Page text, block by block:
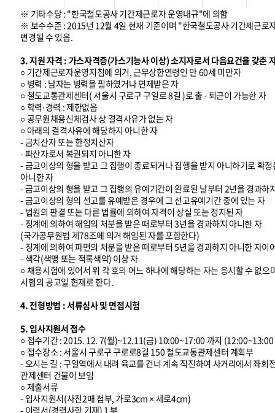
※ 기타수당 : "한국철도공사 기간제근로자 운영내규"에 의함
※ 보수수준 : 2015년 12월 4일 현재 기준이며 "한국철도공사 기간제근로
변경될 수 있음.
3. 지원 자격 : 가스자격증(가스기능사 이상) 소지자로서 다음요건을 갖춘
○ 기간제근로자운영지침에 의거, 근무상한연령인 만 60세 미만자
○ 병력 : 남자는 병력을 필하였거나 면제받은 자
○ 철도교통관제센터( 서울시 구로구 구일로 8길 )로 출 · 퇴근이 가능한 자
○ 학력·경력 : 제한없음
○ 공무원채용신체검사 상 결격사유가 없는 자
○ 아래의 결격사유에 해당하지 아니한 자
- 금치산자 또는 한정치산자
- 파산자로서 복권되지 아니한 자
- 금고이상의 형을 받고 그 집행이 종료되거나 집행을 받지 아니하기로 확
아니한 자
- 금고이상의 형을 받고 그 집행의 유예기간이 완료된 날부터 2년을 경과하
- 금고이상의 형의 선고를 유예받은 경우에 그 선고유예기간 중에 있는 자
- 법원의 판결 또는 다른 법률에 의하여 자격이 상실 또는 정지된 자
- 징계에 의하여 해임의 처분을 받은 때로부터 3년을 경과하지 아니한 자
(국가공무원법 제78조에 의거 해임된 자를 포함한다)
- 징계에 의하여 파면의 처분을 받은 때로부터 5년을 경과하지 아니한 자이
- 색각(색맹 또는 적록색약) 이상 자
○ 채용시험에 있어서 위 각 호의 어느 하나에 해당하는 자는 응시할 수 없으
시험의 공고일 현재로 한다.
4. 전형방법 : 서류심사 및 면접시험
5. 입사지원서 접수
○ 접수기간 : 2015. 12. 7(월)~12.11(금) 10:00~17:00 까지 (12:00~13:00
○ 접수장소 : 서울시 구로구 구로로8길 150 철도교통관제센터 계획부
- 오시는 길 : 구일역에서 내려 육교를 건너 계속 직진하여 사거리에서 좌회
관제센터 건물이 보임
○ 제출서류
- 입사지원서(사진2매 첨부, 가로3cm × 세로4cm)
- 이력서(경력사항 기재) 1 부